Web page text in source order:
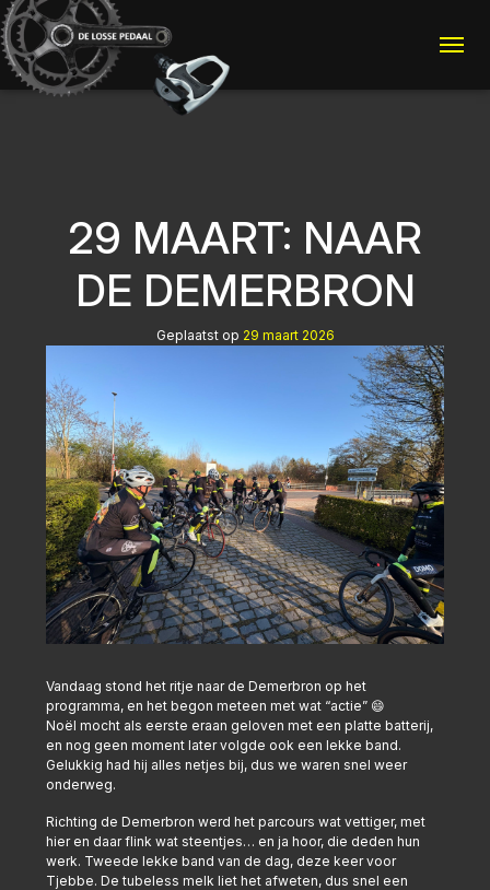
29 MAART: NAAR
DE DEMERBRON
Geplaatst op 29 maart 2026
Vandaag stond het ritje naar de Demerbron op het
programma, en het begon meteen met wat “actie” 😄
Noël mocht als eerste eraan geloven met een platte batterij,
en nog geen moment later volgde ook een lekke band.
Gelukkig had hij alles netjes bij, dus we waren snel weer
onderweg.
Richting de Demerbron werd het parcours wat vettiger, met
hier en daar flink wat steentjes… en ja hoor, die deden hun
werk. Tweede lekke band van de dag, deze keer voor
Tjebbe. De tubeless melk liet het afweten, dus snel een